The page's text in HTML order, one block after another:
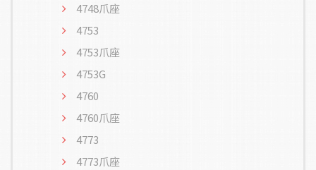
4748爪座
4753
4753爪座
4753G
4760
4760爪座
4773
4773爪座